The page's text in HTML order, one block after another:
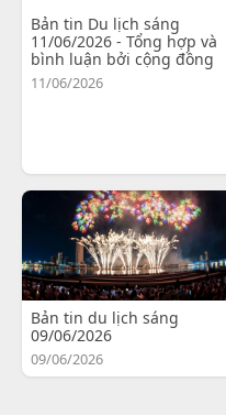
Bản tin Du lịch sáng
11/06/2026 - Tổng hợp và
bình luận bởi cộng đồng
11/06/2026
Bản tin du lịch sáng
09/06/2026
09/06/2026